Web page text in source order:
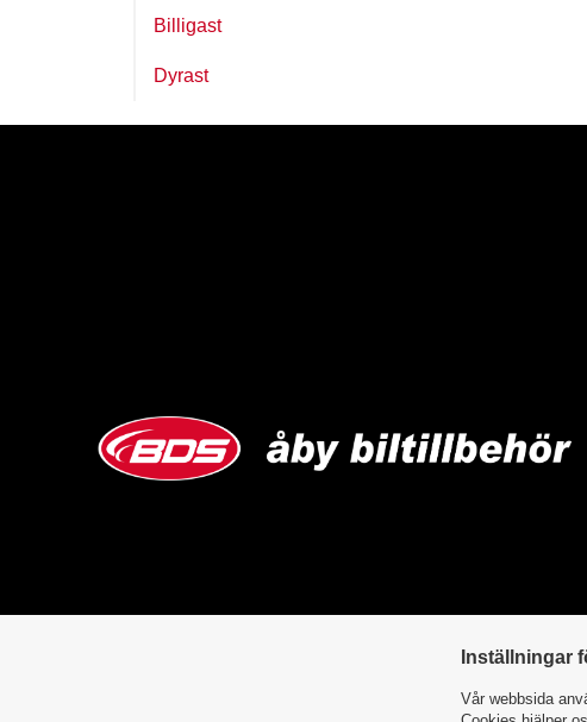
Billigast
Dyrast
Inställningar
Vår webbsida